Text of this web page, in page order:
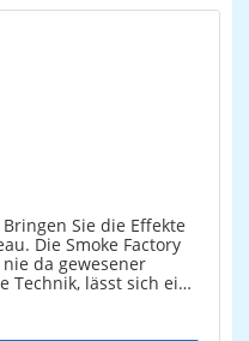
Sie die Effekte
Die Smoke Factory
da gewesener
Technik, lässt sich ein
und
wie es bisher